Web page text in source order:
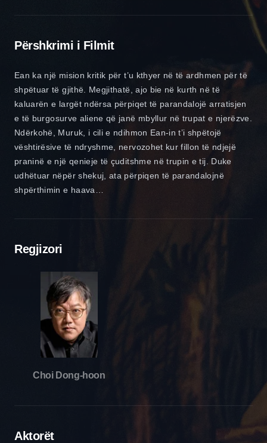
Përshkrimi i Filmit
Ean ka një mision kritik për t’u kthyer në të ardhmen për të
shpëtuar të gjithë. Megjithatë, ajo bie në kurth në të
kaluarën e largët ndërsa përpiqet të parandalojë arratisjen
e të burgosurve aliene që janë mbyllur në trupat e njerëzve.
Ndërkohë, Muruk, i cili e ndihmon Ean-in t’i shpëtojë
vështirësive të ndryshme, nervozohet kur fillon të ndjejë
praninë e një qenieje të çuditshme në trupin e tij. Duke
udhëtuar nëpër shekuj, ata përpiqen të parandalojnë
shpërthimin e haava…
Regjizori
Choi Dong-hoon
Aktorët